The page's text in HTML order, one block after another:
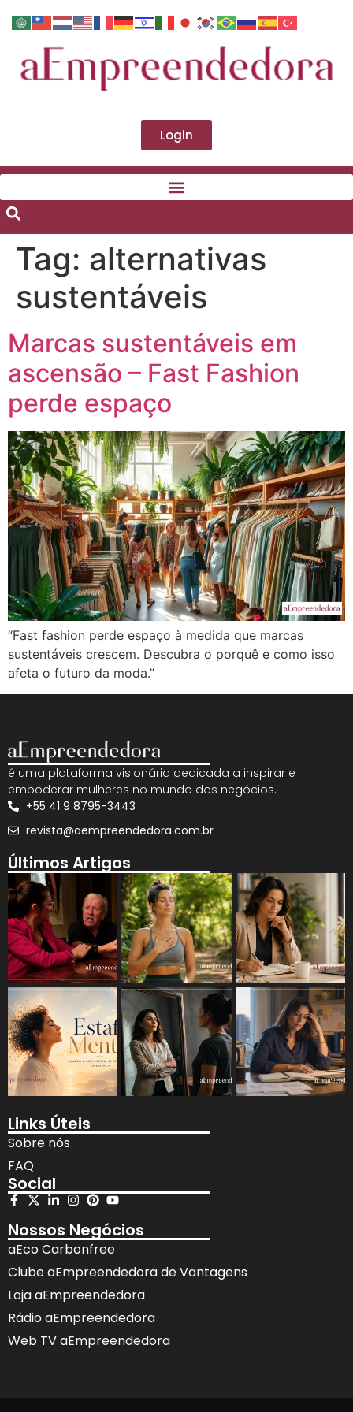
Login
Tag: alternativas
sustentáveis
Marcas sustentáveis em
ascensão – Fast Fashion
perde espaço
“Fast fashion perde espaço à medida que marcas
sustentáveis crescem. Descubra o porquê e como isso
afeta o futuro da moda.”
é uma plataforma visionária dedicada a inspirar e
empoderar mulheres no mundo dos negócios.
+55 41 9 8795-3443
revista@aempreendedora.com.br
Últimos Artigos
Links Úteis
Sobre nós
FAQ
Social
Nossos Negócios
aEco Carbonfree
Clube aEmpreendedora de Vantagens
Loja aEmpreendedora
Rádio aEmpreendedora
Web TV aEmpreendedora